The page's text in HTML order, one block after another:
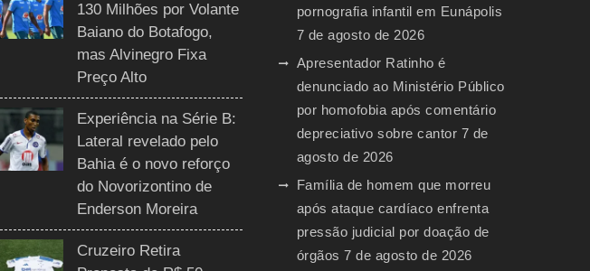
130 Milhões por Volante
Baiano do Botafogo,
mas Alvinegro Fixa
Preço Alto
Experiência na Série B:
Lateral revelado pelo
Bahia é o novo reforço
do Novorizontino de
Enderson Moreira
Cruzeiro Retira
pornografia infantil em Eunápolis
7 de agosto de 2026
Apresentador Ratinho é
denunciado ao Ministério Público
por homofobia após comentário
depreciativo sobre cantor 7 de
agosto de 2026
Família de homem que morreu
após ataque cardíaco enfrenta
pressão judicial por doação de
órgãos 7 de agosto de 2026